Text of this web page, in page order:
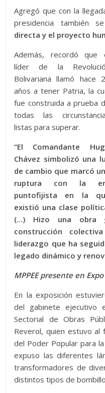
Agregó que con la
presidencia también
directa y el proyecto
Además, recordó que
líder de la
Bolivariana llamó hace
años a tener Patria, la
fue construida a prueba
todas las
listas para superar.
“El Comandante
Chávez simbolizó una
de cambio que marcó
ruptura con la
puntofijista en la
existió una clase
(…) Hizo una obra
construcción
liderazgo que ha
legado dinámico y
MPPEE presente en
En la exposición
del gabinete ejecutivo
Sectorial de Obras
Reverol, quien estuvo
del Poder Popular para
expuso las diferentes
transformadores de
distintos tipos de